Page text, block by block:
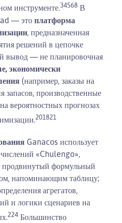
инструменте.34568 В
— это платформа
, предназначенная
решений в цепочке
вывод — не планировочная
экономически
(например, заказы на
запасов, производственные
вероятностных прогнозах
201821
Ganacos использует
«Chulengo»,
продвинутый формульный
напоминающим таблицу;
агрегатов,
и логики сценариев на
224 Большинство